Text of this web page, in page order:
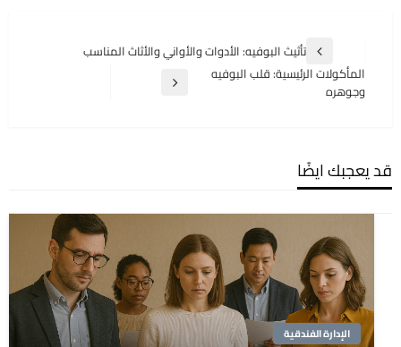
المقالات
المقالة
السابقة
تأثيث البوفيه: الأدوات والأواني والأثاث المناسب
المقالة
المأكولات الرئيسية: قلب البوفيه
وجوهره
قد يعجبك ايضًا
الإدارة الفندقية